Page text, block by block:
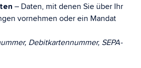
– Daten, mit denen Sie über Ihr
vornehmen oder ein Mandat
Debitkartennummer, SEPA-